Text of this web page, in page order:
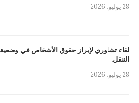
28 يوليو، 2026
لقاء تشاوري لإبراز حقوق الأشخاص في وضعية
التنقل.
28 يوليو، 2026